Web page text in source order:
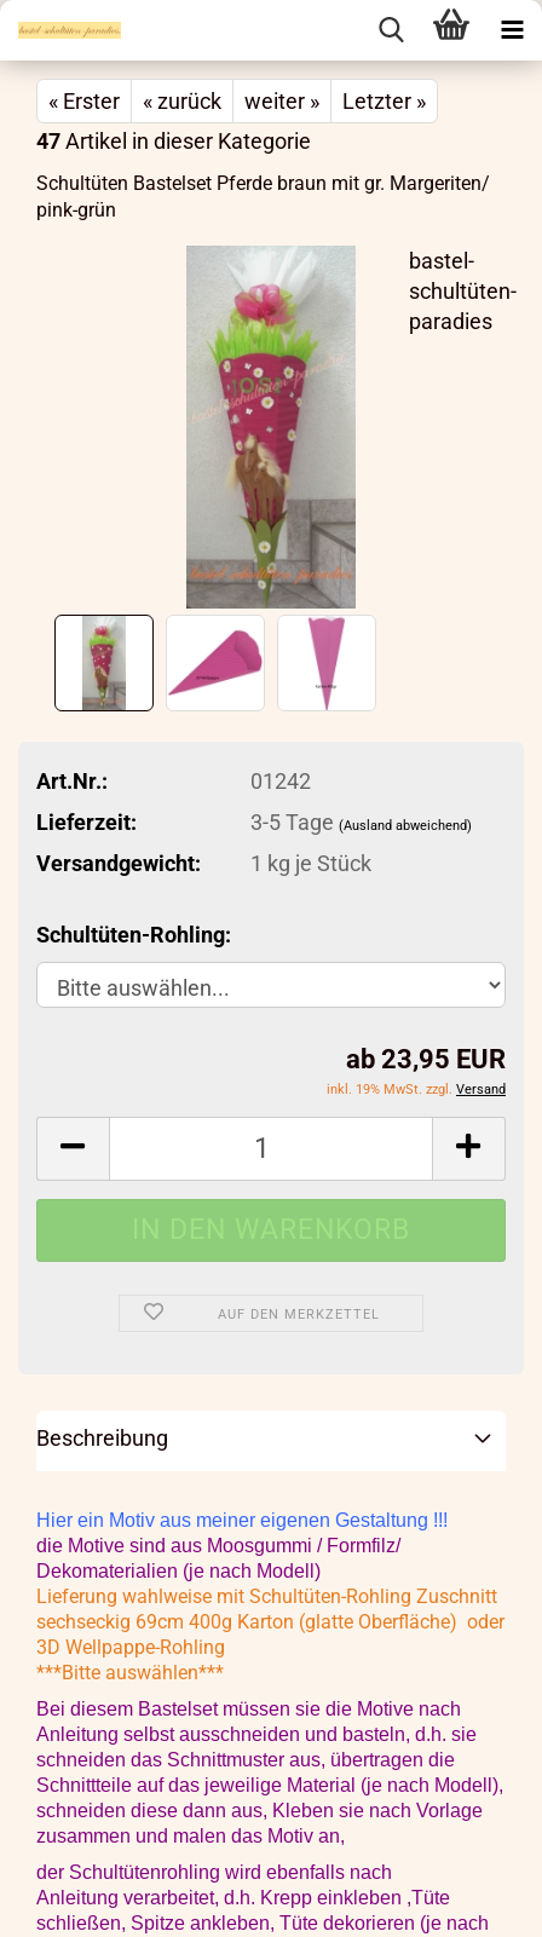
« Erster « zurück weiter »
Letzter »
47Artikel in dieser Kategorie
Schultüten Bastelset Pferde braun mit gr. Margeriten/
pink-grün
bastel-
schultüten-
paradies
Art.Nr.:
01242
Lieferzeit:
3-5 Tage (Ausland abweichend)
Versandgewicht: 1 kg je Stück
Schultüten-Rohling:
ab 23,95 EUR
inkl. 19% MwSt. zzgl. Versand
AUF DEN MERKZETTEL
Beschreibung
Hier ein Motiv aus meiner eigenen Gestaltung !!!
die Motive sind aus Moosgummi / Formfilz/
Dekomaterialien (je nach Modell)
Lieferung wahlweise mit Schultüten-Rohling Zuschnitt
sechseckig 69cm 400g Karton (glatte Oberfläche) oder
3D Wellpappe-Rohling
***Bitte auswählen***
Bei diesem Bastelset müssen sie die Motive nach
Anleitung selbst ausschneiden und basteln, d.h. sie
schneiden das Schnittmuster aus, übertragen die
Schnittteile auf das jeweilige Material (je nach Modell),
schneiden diese dann aus, Kleben sie nach Vorlage
zusammen und malen das Motiv an,
der Schultütenrohling wird ebenfalls nach
Anleitung verarbeitet, d.h. Krepp einkleben ,Tüte
schließen, Spitze ankleben, Tüte dekorieren (je nach